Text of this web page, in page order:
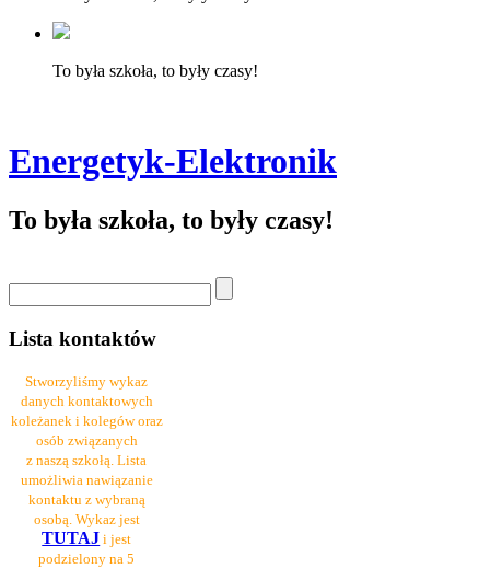
To była szkoła, to były czasy!
Energetyk-Elektronik
To była szkoła, to były czasy!
Lista kontaktów
Stworzyliśmy wykaz
danych kontaktowych
koleżanek i kolegów oraz
osób związanych
z naszą szkołą. Lista
umożliwia nawiązanie
kontaktu z wybraną
osobą. Wykaz jest
TUTAJ i jest
podzielony na 5